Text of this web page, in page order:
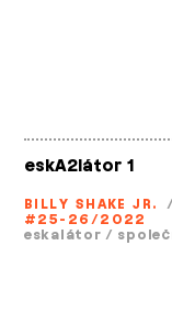
eskA2látor 1
BILLY SHAKE JR.
/
#25-26/2022
eskalátor /